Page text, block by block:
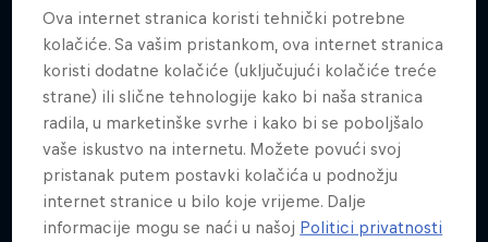
Ova internet stranica koristi tehnički potrebne
kolačiće. Sa vašim pristankom, ova internet stranica
koristi dodatne kolačiće (uključujući kolačiće treće
strane) ili slične tehnologije kako bi naša stranica
radila, u marketinške svrhe i kako bi se poboljšalo
vaše iskustvo na internetu. Možete povući svoj
pristanak putem postavki kolačića u podnožju
internet stranice u bilo koje vrijeme. Dalje
informacije mogu se naći u našoj Politici privatnosti